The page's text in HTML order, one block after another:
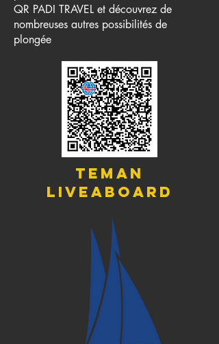
QR PADI TRAVEL et découvrez de
nombreuses autres possibilités de
plongée
TEMAN
Liveaboard